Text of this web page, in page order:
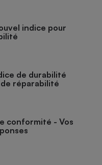
indice pour
de durabilité
réparabilité
conformité - Vos